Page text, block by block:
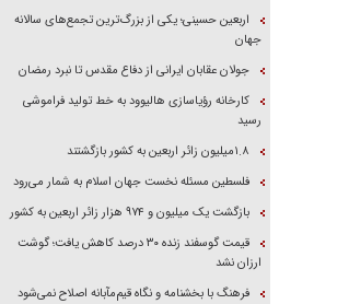
اربعین حسینی؛ یکی از بزرگ‌ترین تجمع‌های سالانه
جهان
جولان عقابان ایرانی از دفاع مقدس تا نبرد رمضان
کارخانه رؤیاسازی هالیوود به خط تولید فراموشی
رسید
۱.۸میلیون زائر اربعین به کشور بازگشتند
فلسطین مسئله نخست جهان اسلام به شمار می‌رود
بازگشت یک میلیون و ۹۷۴ هزار زائر اربعین به کشور
قیمت گوسفند زنده ۳۰ درصد کاهش یافت؛ گوشت
ارزان نشد
فرهنگ با بخشنامه و نگاه قیم‌مآبانه اصلاح نمی‌شود